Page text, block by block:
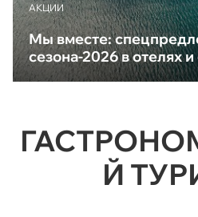
АКЦИИ
Мы вместе:
сезона-2026 в отелях
Й